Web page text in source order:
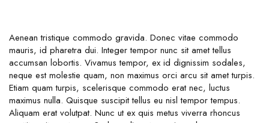
Aenean tristique commodo gravida. Donec vitae commodo
mauris, id pharetra dui. Integer tempor nunc sit amet tellus
accumsan lobortis. Vivamus tempor, ex id dignissim sodales,
neque est molestie quam, non maximus orci arcu sit amet turpis.
Etiam quam turpis, scelerisque commodo erat nec, luctus
maximus nulla. Quisque suscipit tellus eu nisl tempor tempus.
Aliquam erat volutpat. Nunc ut ex quis metus viverra rhoncus